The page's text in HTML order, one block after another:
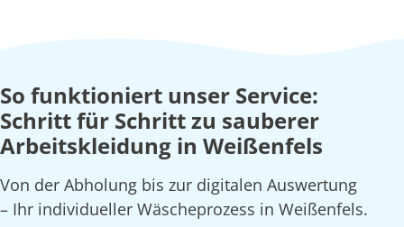
So funktioniert unser Service:
Schritt für Schritt zu sauberer
Arbeitskleidung in Weißenfels
Von der Abholung bis zur digitalen Auswertung
– Ihr individueller Wäscheprozess in Weißenfels.